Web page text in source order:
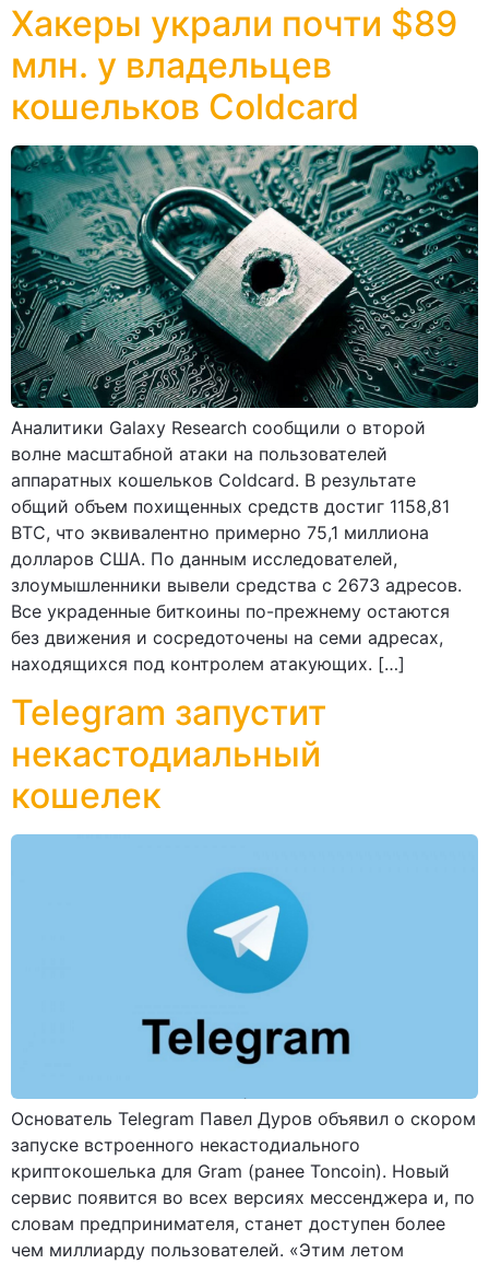
Хакеры украли почти $89
млн. у владельцев
кошельков Coldcard
Аналитики Galaxy Research сообщили о второй
волне масштабной атаки на пользователей
аппаратных кошельков Coldcard. В результате
общий объем похищенных средств достиг 1158,81
BTC, что эквивалентно примерно 75,1 миллиона
долларов США. По данным исследователей,
злоумышленники вывели средства с 2673 адресов.
Все украденные биткоины по-прежнему остаются
без движения и сосредоточены на семи адресах,
находящихся под контролем атакующих. […]
Telegram запустит
некастодиальный
кошелек
Основатель Telegram Павел Дуров объявил о скором
запуске встроенного некастодиального
криптокошелька для Gram (ранее Toncoin). Новый
сервис появится во всех версиях мессенджера и, по
словам предпринимателя, станет доступен более
чем миллиарду пользователей. «Этим летом